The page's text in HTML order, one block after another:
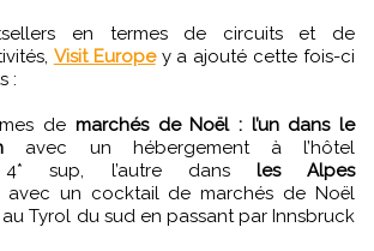
en termes de circuits et de
Visit Europey a ajouté cette fois-ci
:
de marchés de Noël : l’un dans le
avec un hébergement à l’hôtel
4* sup, l’autre dans les Alpes
avec un cocktail de marchés de Noël
Tyrol du sud en passant par Innsbruck